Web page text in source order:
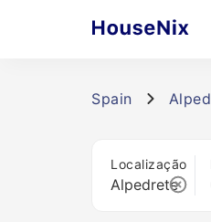
Spain
Localização